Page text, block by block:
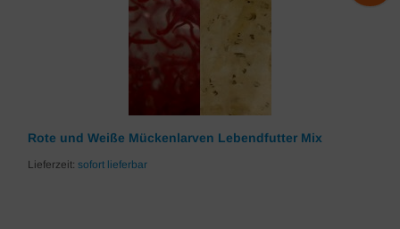
Rote und Weiße Mückenlarven Lebendfutter Mix
Lieferzeit: sofort lieferbar